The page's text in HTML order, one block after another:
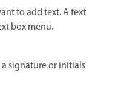
to add text. A text
box menu.
signature or initials